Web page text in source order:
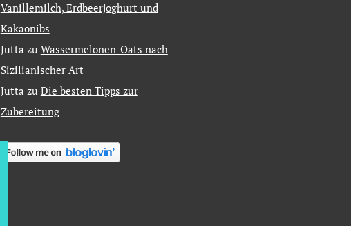
Vanillemilch, Erdbeerjoghurt und
Kakaonibs
Jutta zu Wassermelonen-Oats nach
Sizilianischer Art
Jutta zu Die besten Tipps zur
Zubereitung